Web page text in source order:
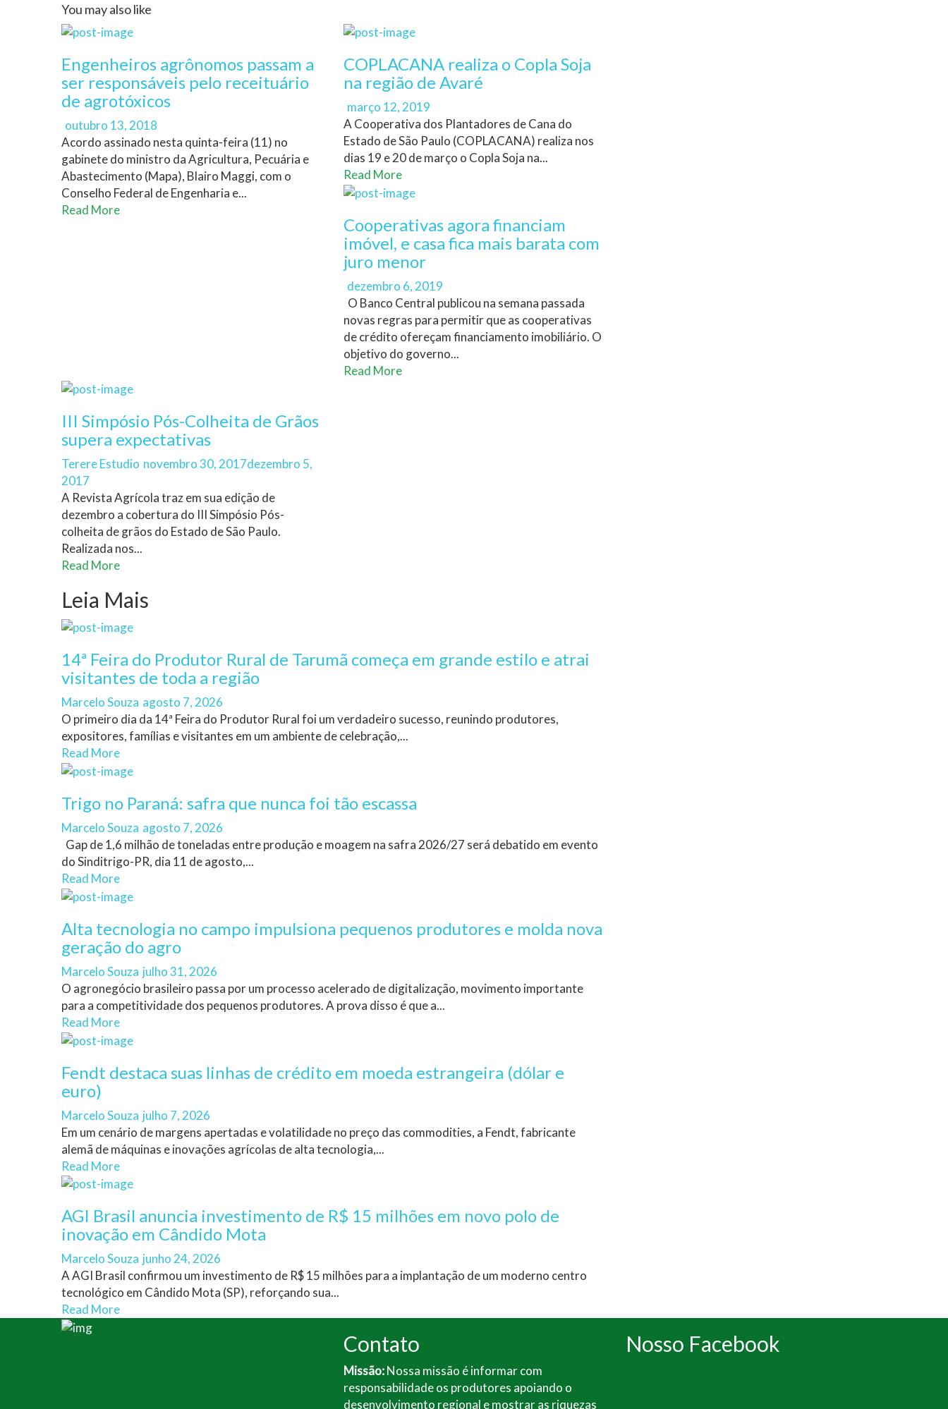
You may also like
Engenheiros agrônomos passam a
ser responsáveis pelo receituário
de agrotóxicos
Author
Posted
on
outubro 13, 2018
Acordo assinado nesta quinta-feira (11) no
gabinete do ministro da Agricultura, Pecuária e
Abastecimento (Mapa), Blairo Maggi, com o
Conselho Federal de Engenharia e...
Read More
COPLACANA realiza o Copla Soja
na região de Avaré
Author
Posted
on
março 12, 2019
A Cooperativa dos Plantadores de Cana do
Estado de São Paulo (COPLACANA) realiza nos
dias 19 e 20 de março o Copla Soja na...
Read More
Cooperativas agora financiam
imóvel, e casa fica mais barata com
juro menor
Author
Posted
on
dezembro 6, 2019
O Banco Central publicou na semana passada
novas regras para permitir que as cooperativas
de crédito ofereçam financiamento imobiliário. O
objetivo do governo...
Read More
III Simpósio Pós-Colheita de Grãos
supera expectativas
Author
Terere Estudio Posted
novembro 30, 2017dezembro 5,
2017
A Revista Agrícola traz em sua edição de
dezembro a cobertura do III Simpósio Pós-
colheita de grãos do Estado de São Paulo.
Realizada nos...
Read More
Leia Mais
14ª Feira do Produtor Rural de Tarumã começa em grande estilo e atrai
visitantes de toda a região
Author
Marcelo Souza Posted
on
agosto 7, 2026
O primeiro dia da 14ª Feira do Produtor Rural foi um verdadeiro sucesso, reunindo produtores,
expositores, famílias e visitantes em um ambiente de celebração,...
Read More
Trigo no Paraná: safra que nunca foi tão escassa
Author
Marcelo Souza Posted
on
agosto 7, 2026
Gap de 1,6 milhão de toneladas entre produção e moagem na safra 2026/27 será debatido em evento
do Sinditrigo-PR, dia 11 de agosto,...
Read More
Alta tecnologia no campo impulsiona pequenos produtores e molda nova
geração do agro
Author
Marcelo Souza Posted
on
julho 31, 2026
O agronegócio brasileiro passa por um processo acelerado de digitalização, movimento importante
para a competitividade dos pequenos produtores. A prova disso é que a...
Read More
Fendt destaca suas linhas de crédito em moeda estrangeira (dólar e
euro)
Author
Marcelo Souza Posted
on
julho 7, 2026
Em um cenário de margens apertadas e volatilidade no preço das commodities, a Fendt, fabricante
alemã de máquinas e inovações agrícolas de alta tecnologia,...
Read More
AGI Brasil anuncia investimento de R$ 15 milhões em novo polo de
inovação em Cândido Mota
Author
Marcelo Souza Posted
on
junho 24, 2026
A AGI Brasil confirmou um investimento de R$ 15 milhões para a implantação de um moderno centro
tecnológico em Cândido Mota (SP), reforçando sua...
Read More
Contato
Missão:Nossa missão é informar com
responsabilidade os produtores apoiando o
desenvolvimento regional e mostrar as riquezas
Nosso Facebook